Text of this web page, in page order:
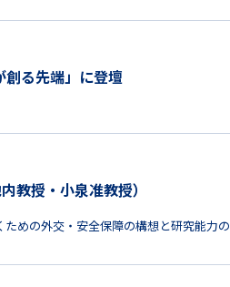
る先端」に登壇
教授・小泉准教授）
めの外交・安全保障の構想と研究能力の